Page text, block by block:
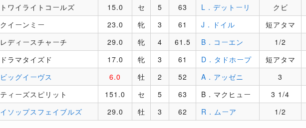
トワイライトコールズ 15.0 セ 5 63 L．デットーリ クビ
クイーンミー 23.0 牝 3 61 J．ドイル 短アタマ
レディースチャーチ 29.0 牝 4 61.5 B．コーエン 1/2
ドラマタイズド 17.0 牝 3 61 D．タドホープ 短アタマ
ビッグイーヴス 6.0 牡 2 52 A．アッゼニ 3
ティーズスピリット 151.0 セ 5 63 B．マクヒュー 3 1/4
イソップスフェイブルズ 29.0 牡 3 62 R．ムーア 1/2